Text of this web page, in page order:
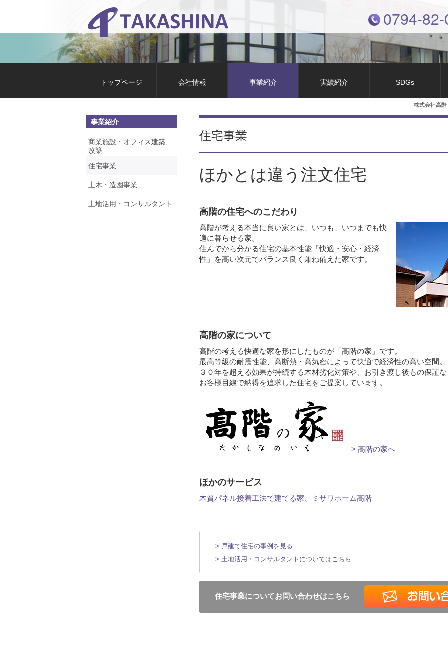
0794-
トップページ 会社情報 事業紹介 実績紹介 SDGs
株式会社高
事業紹介
商業施設・オフィス建築、
改築
住宅事業
土木・造園事業
土地活用・コンサルタント
住宅事業
ほかとは違う注文住宅
高階の住宅へのこだわり
高階が考える本当に良い家とは、いつも、いつまでも快
適に暮らせる家。
住んでから分かる住宅の基本性能「快適・安心・経済
性」を高い次元でバランス良く兼ね備えた家です。
高階の家について
高階の考える快適な家を形にしたものが「高階の家」です。
最高等級の耐震性能、高断熱・高気密によって快適で経済性の高い空間。
３０年を超える効果が持続する木材劣化対策や、お引き渡し後もの保証
お客様目線で納得を追求した住宅をご提案しています。
> 高階の家へ
ほかのサービス
木質パネル接着工法で建てる家、ミサワホーム高階
> 戸建て住宅の事例を見る
> 土地活用・コンサルタントについてはこちら
住宅事業についてお問い合わせはこちら